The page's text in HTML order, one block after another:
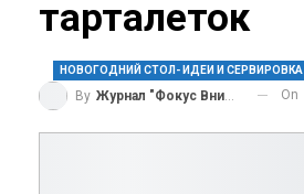
тарталеток
НОВОГОДНИЙ СТОЛ- ИДЕИ И СЕРВИРОВКА
By Журнал "Фокус Внимания" On